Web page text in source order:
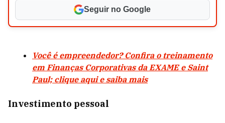
Seguir no Google
Você é empreendedor? Confira o treinamento
em Finanças Corporativas da EXAME e Saint
Paul; clique aqui e saiba mais
Investimento pessoal